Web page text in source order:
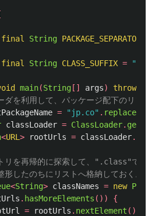
final String PACKAGE_SEPARATOR
final String CLASS_SUFFIX =
main(String [] args) throws
を利用して、パッケージ配下のリソー
= "jp.co" . replace
classLoader = ClassLoader.
<URL > rootUrls = classLoader.
を再帰的に探索して、".class"で終わ
したのちにリストへ格納しておく。
<String> classNames = new
. hasMoreElements ())
{
= rootUrls . nextElement ();